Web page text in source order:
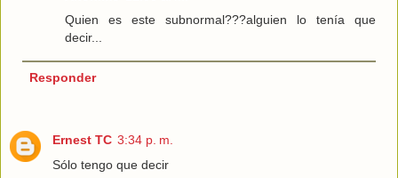
Quien es este subnormal???alguien lo tenía que
decir...
Responder
Ernest TC 3:34 p. m.
Sólo tengo que decir